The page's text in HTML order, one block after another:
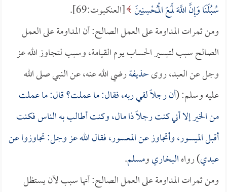
سُبُلَنَا وَإِنَّ اللَّهَ لَمَعَ الْمُحْسِنِينَ [العنكبوت:69].
ومن ثمرات المداومة على العمل الصالح: أن المداومة على العمل
الصالح سبب لتيسير الحساب يوم القيامة، وسبب لتجاوز الله عز
وجل عن العبد، روىحذيفةرضي الله عنه، عن النبي صلى الله
عليه وسلم: (أن رجلاً لقي ربه، فقال: ما عملت؟ قال: ما عملت
من الخير إلا أني كنت رجلاً ذا مال، وكنت أطالب به الناس فكنت
أقبل الميسور، وأتجاوز عن المعسور، فقال الله عز وجل: تجاوزوا عن
عبدي) رواهالبخاريومسلم.
ومن ثمرات المداومة على العمل الصالح: أنها سبب لأن يستظل